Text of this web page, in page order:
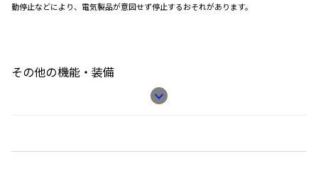
動停止などにより、電気製品が意図せず停止するおそれがあります。
その他の機能・装備